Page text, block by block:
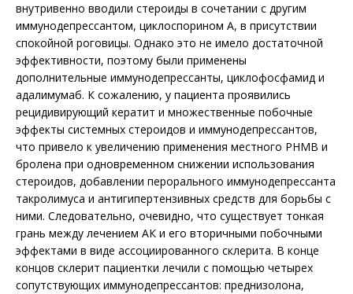
внутривенно вводили стероиды в сочетании с другим
иммунодепрессантом, циклоспорином А, в присутствии
спокойной роговицы. Однако это не имело достаточной
эффективности, поэтому были применены
дополнительные иммунодепрессанты, циклофосфамид и
адалимумаб. К сожалению, у пациента проявились
рецидивирующий кератит и множественные побочные
эффекты системных стероидов и иммунодепрессантов,
что привело к увеличению применения местного PHMB и
бролена при одновременном снижении использования
стероидов, добавлении перорального иммунодепрессанта
такролимуса и антигипертензивных средств для борьбы с
ними. Следовательно, очевидно, что существует тонкая
грань между лечением АК и его вторичными побочными
эффектами в виде ассоциированного склерита. В конце
концов склерит пациентки лечили с помощью четырех
сопутствующих иммунодепрессантов: преднизолона,